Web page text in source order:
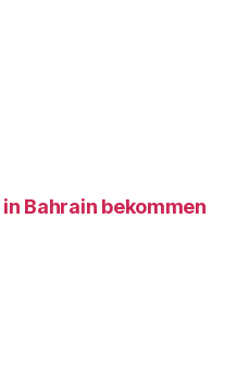
Bahrain bekommen